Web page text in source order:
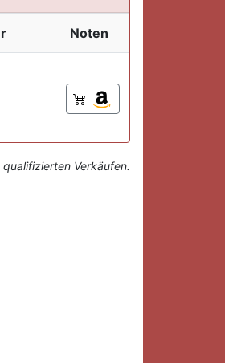
Noten
Verkäufen.